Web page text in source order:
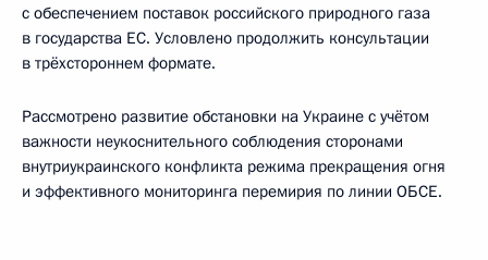
с обеспечением поставок российского природного газа
в государства ЕС. Условлено продолжить консультации
в трёхстороннем формате.
Рассмотрено развитие обстановки на Украине с учётом
важности неукоснительного соблюдения сторонами
внутриукраинского конфликта режима прекращения огня
и эффективного мониторинга перемирия по линии ОБСЕ.